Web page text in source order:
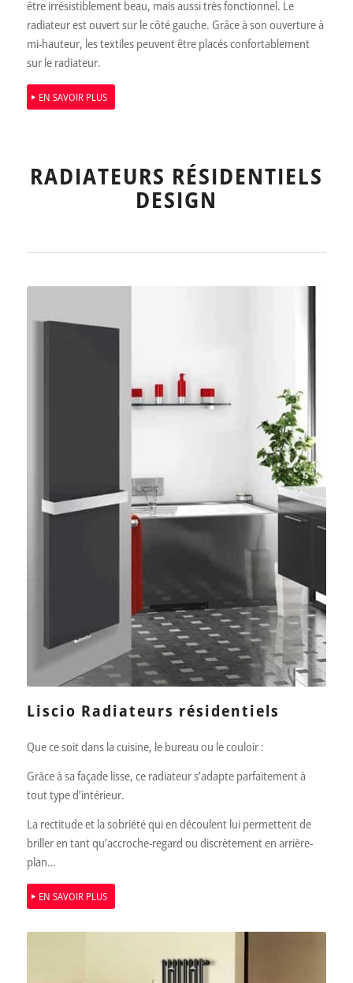
être irrésistiblement beau, mais aussi très fonctionnel. Le
radiateur est ouvert sur le côté gauche. Grâce à son ouverture à
mi-hauteur, les textiles peuvent être placés confortablement
sur le radiateur.
EN SAVOIR PLUS
RADIATEURS RÉSIDENTIELS
DESIGN
Liscio Radiateurs résidentiels
Que ce soit dans la cuisine, le bureau ou le couloir :
Grâce à sa façade lisse, ce radiateur s’adapte parfaitement à
tout type d’intérieur.
La rectitude et la sobriété qui en découlent lui permettent de
briller en tant qu’accroche-regard ou discrètement en arrière-
plan…
EN SAVOIR PLUS